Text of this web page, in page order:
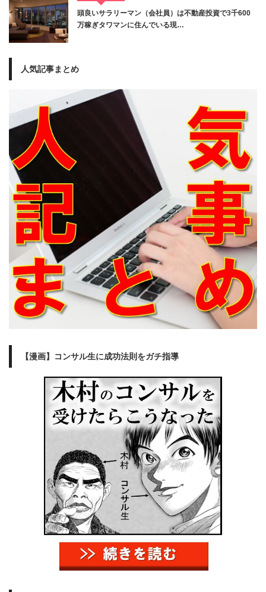
頭良いサラリーマン（会社員）は不動産投資で3千600
万稼ぎタワマンに住んでいる現…
人気記事まとめ
【漫画】コンサル生に成功法則をガチ指導